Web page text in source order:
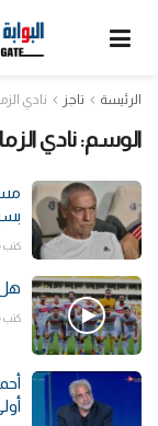
الرئيسة تاجز نادي
الوسم:نادي
كتب
هل
كتب